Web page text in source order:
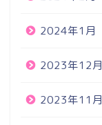
2024年1月
2023年12月
2023年11月